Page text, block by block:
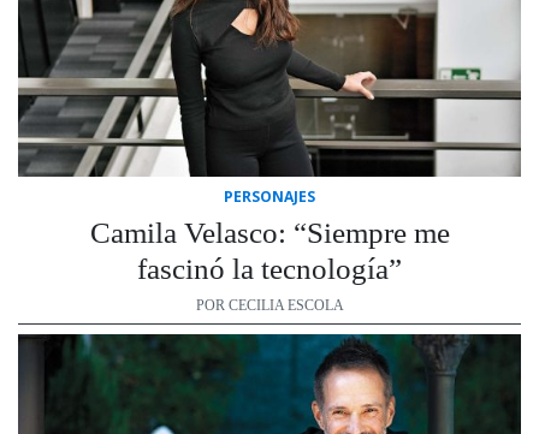
PERSONAJES
Camila Velasco: “Siempre me
fascinó la tecnología”
POR CECILIA ESCOLA